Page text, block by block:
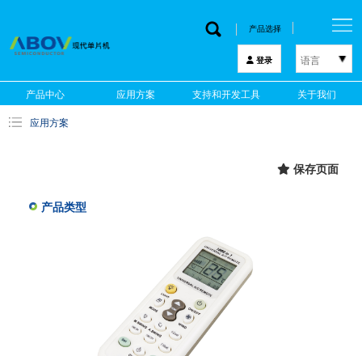
产品选择
登录 语言
한국어
English
产品中心 应用方案 支持和开发工具 关于我们
应用方案
保存页面
产品类型